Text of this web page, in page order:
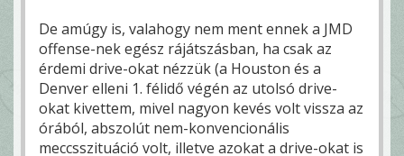
De amúgy is, valahogy nem ment ennek a JMD
offense-nek egész rájátszásban, ha csak az
érdemi drive-okat nézzük (a Houston és a
Denver elleni 1. félidő végén az utolsó drive-
okat kivettem, mivel nagyon kevés volt vissza az
órából, abszolút nem-konvencionális
meccsszituáció volt, illetve azokat a drive-okat is